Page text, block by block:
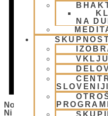
NA
SLOVENIJI
PROGRAMI
Notice
Ni Bilo Najdenih Rezultatov.